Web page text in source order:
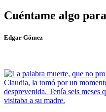
Cuéntame algo
Edgar Gómez